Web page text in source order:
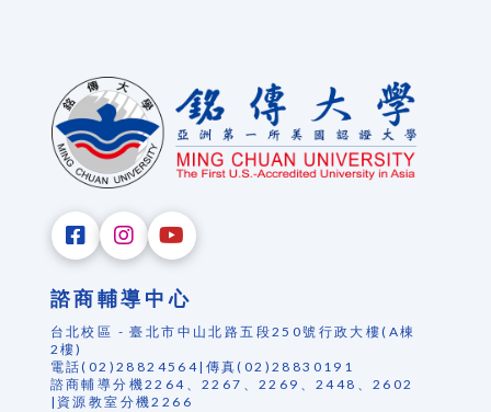
諮商輔導中心
台北校區 - 臺北市中山北路五段250號行政大樓(A棟
2樓)
電話(02)28824564|傳真(02)28830191
諮商輔導分機2264、2267、2269、2448、2602
|資源教室分機2266